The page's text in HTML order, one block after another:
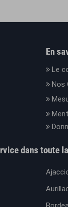
En
Le
Nos
dans toute